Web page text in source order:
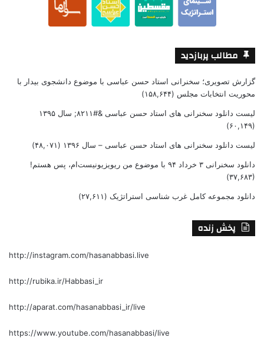
مطالب پربازدید
گزارش تصویری؛ سخنرانی استاد حسن عباسی با موضوع دانشجوی بیدار با
محوریت انتخابات مجلس (۱۵۸,۶۴۴)
لیست دانلود سخنرانی های استاد حسن عباسی &#۸۲۱۱; سال ۱۳۹۵
(۶۰,۱۴۹)
لیست دانلود سخنرانی های استاد حسن عباسی – سال ۱۳۹۶ (۴۸,۰۷۱)
دانلود سخنرانی ۳ خرداد ۹۴ با موضوع من ریویزیونیست‌ام، پس هستم!
(۳۷,۶۸۳)
دانلود مجموعه کامل غرب شناسی استراتژیک (۲۷,۶۱۱)
پخش زنده
http://instagram.com/hasanabbasi.live
http://rubika.ir/Habbasi_ir
http://aparat.com/hasanabbasi_ir/live
https://www.youtube.com/hasanabbasi/live